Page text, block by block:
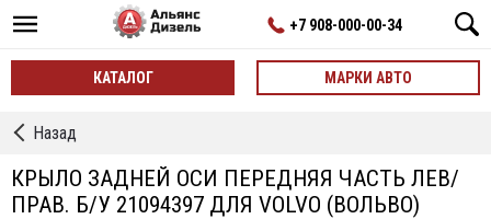
+7 908-000-00-34
КАТАЛОГ МАРКИ АВТО
←Назад
КРЫЛО ЗАДНЕЙ ОСИ ПЕРЕДНЯЯ ЧАСТЬ ЛЕВ/
ПРАВ. Б/У 21094397 ДЛЯ VOLVO (ВОЛЬВО)